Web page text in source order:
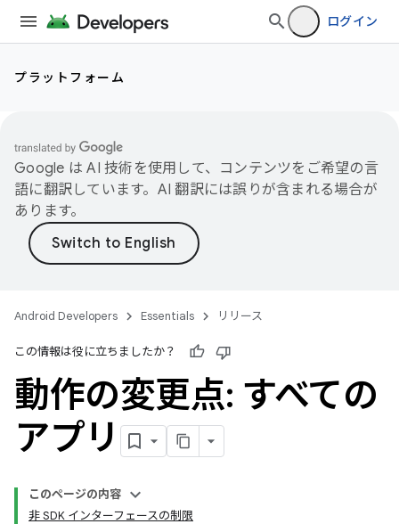
ログイン
プラットフォーム
Google は AI 技術を使用して、コンテンツをご希望の言
語に翻訳しています。AI 翻訳には誤りが含まれる場合が
あります。
Android Developers Essentials リリース
この情報は役に立ちましたか？
動作の変更点: すべての
アプリ
このページの内容
非 SDK インターフェースの制限